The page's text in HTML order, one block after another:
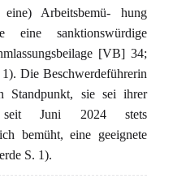
Arbeitsbemü- hung
eine sanktionswürdige
[VB] 34;
Die Beschwerdeführerin
Standpunkt, sie sei ihrer
seit Juni 2024 stets
bemüht, eine geeignete
S. 1).